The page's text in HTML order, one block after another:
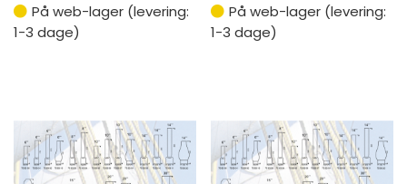
På web-lager (levering:
1-3 dage)
På web-lager (levering:
1-3 dage)